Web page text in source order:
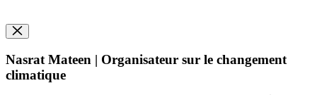
Nasrat Mateen | Organisateur sur le changement
climatique